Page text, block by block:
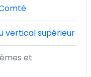
vertical supérieur
et